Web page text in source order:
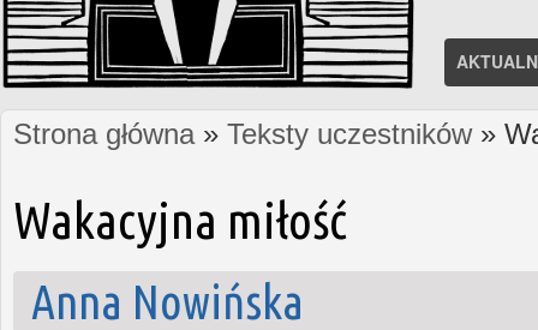
Jesteś tutaj
Strona główna» Teksty uczestników»
Wakacyjna miłość
Anna Nowińska